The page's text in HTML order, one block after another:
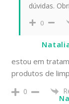
dúvidas.
0
estou em
produtos de
0